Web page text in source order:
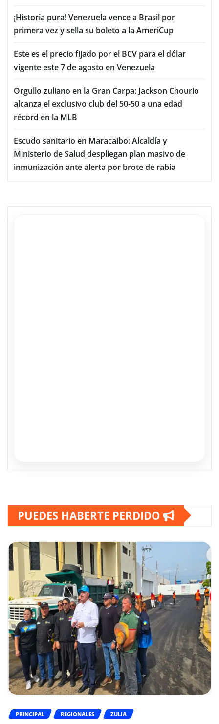
¡Historia pura! Venezuela vence a Brasil por
primera vez y sella su boleto a la AmeriCup
Este es el precio fijado por el BCV para el dólar
vigente este 7 de agosto en Venezuela
Orgullo zuliano en la Gran Carpa: Jackson Chourio
alcanza el exclusivo club del 50-50 a una edad
récord en la MLB
Escudo sanitario en Maracaibo: Alcaldía y
Ministerio de Salud despliegan plan masivo de
inmunización ante alerta por brote de rabia
PUEDES HABERTE PERDIDO
PRINCIPAL REGIONALES ZULIA